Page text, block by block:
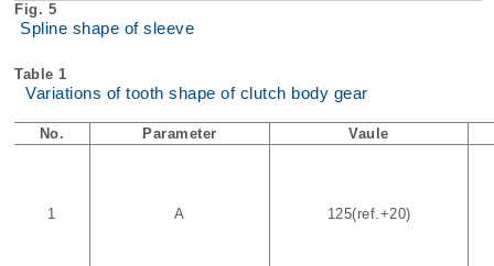
Fig. 5
Spline shape of sleeve
Table 1
Variations of tooth shape of clutch body gear
No. Parameter Vaule
1 A 125(ref.+20)